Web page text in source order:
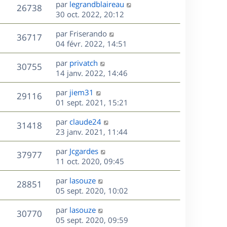
e
s
n
i
e
r
m
e
s
s
a
g
e
26738V
u
D
e
r
n
i
e
r
m
e
s
s
a
g
e
par legrandblaireau
30 oct. 2022, 20:12
36717V
u
D
e
r
n
i
e
r
m
e
s
s
a
g
e
par Friserando
04 févr. 2022, 14:51
30755V
u
e
s
D
e
r
n
i
e
r
m
e
s
s
a
g
e
par privatch
14 janv. 2022, 14:46
29116V
u
e
s
D
e
r
n
i
e
r
m
e
s
s
a
g
e
par jiem31
01 sept. 2021, 15:21
31418V
u
D
e
r
n
i
e
r
m
e
s
s
par claude24
23 janv. 2021, 11:44
37977V
u
s
D
e
r
n
i
e
r
m
par Jcgardes
11 oct. 2020, 09:45
28851
u
D
e
r
n
i
par lasouze
05 sept. 2020, 10:02
30770V
D
e
par lasouze
05 sept. 2020, 09:59